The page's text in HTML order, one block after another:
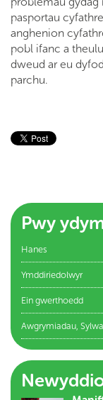
pasportau
anghenion
pobl ifanc a
dweud ar eu
parchu.
Pwy
Hanes
Ymddiriedolwyr
Ein gwerthoedd
Awgrymiadau,